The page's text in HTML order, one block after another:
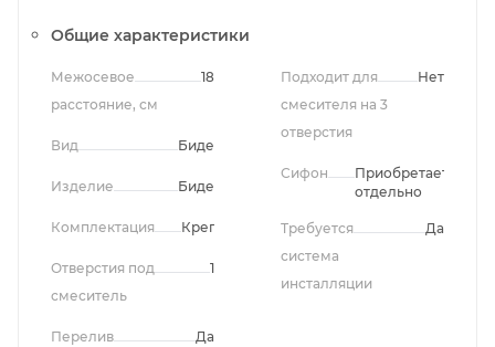
Общие характеристики
Межосевое
расстояние, см
18
Вид Биде
Изделие Биде
Комплектация Крепления
Отверстия под
смеситель
1
Перелив Да
Подходит для
смесителя на 3
отверстия
Нет
Сифон
Приобретается
отдельно
Требуется
система
инсталляции
Да